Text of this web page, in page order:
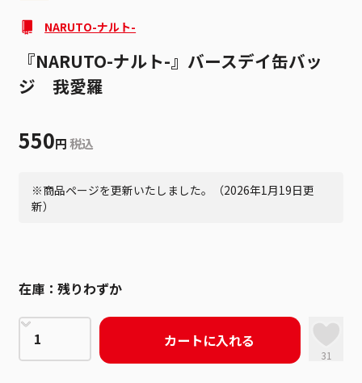
NARUTO-ナルト-
『NARUTO-ナルト-』バースデイ缶バッ
ジ 我愛羅
550円 税込
※商品ページを更新いたしました。（2026年1月19日更
新）
在庫： 残りわずか
カートに入れる
31